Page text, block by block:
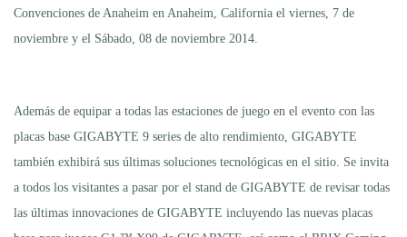
Convenciones de Anaheim en Anaheim, California el viernes, 7 de
noviembre y el Sábado, 08 de noviembre 2014.
Además de equipar a todas las estaciones de juego en el evento con las
placas base GIGABYTE 9 series de alto rendimiento, GIGABYTE
también exhibirá sus últimas soluciones tecnológicas en el sitio. Se invita
a todos los visitantes a pasar por el stand de GIGABYTE de revisar todas
las últimas innovaciones de GIGABYTE incluyendo las nuevas placas